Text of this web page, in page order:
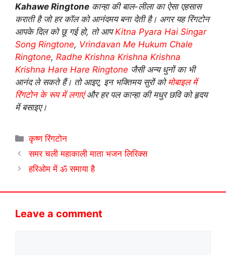
Kahawe Ringtone कान्हा की बाल-लीला का ऐसा एहसास
कराती है जो हर कॉल को आनंदमय बना देती है। अगर यह रिंगटोन
आपके दिल को छू गई हो, तो आपKitna Pyara Hai Singar
Song Ringtone, Vrindavan Me Hukum Chale
Ringtone, Radhe Krishna Krishna Krishna
Krishna Hare Hare Ringtone जैसी अन्य धुनों का भी
आनंद ले सकते हैं। तो आइए, इन भक्तिमय सुरों कोमोबाइल में
रिंगटोन के रूप में लगाएंऔर हर पल कान्हा की मधुर छवि को हृदय
में बसाइए।
Categories
कृष्ण रिंगटोन
समर चली महाकाली माता भजन लिरिक्स
हरिओम में ॐ समाया है
Leave a comment